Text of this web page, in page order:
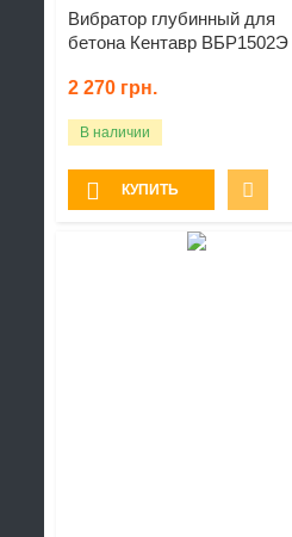
Вибратор глубинный для
бетона Кентавр ВБР1502Э
2 270 грн.
В наличии
КУПИТЬ